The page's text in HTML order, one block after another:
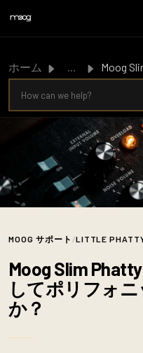
ホーム ... Moog Slim Phatty | Slim Phatty
MOOG サポート /LITTLE
Moog Slim
してポリフォ
か？